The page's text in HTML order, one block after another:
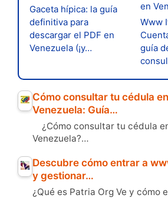
Gaceta hípica: la guía
definitiva para
descargar el PDF en
Venezuela (¡y…
en
Www
guía
Cómo consultar tu cédula
Venezuela: Guía…
¿Cómo consultar tu cédula
Venezuela?…
Descubre cómo entrar a
y gestionar…
¿Qué es Patria Org Ve y cómo